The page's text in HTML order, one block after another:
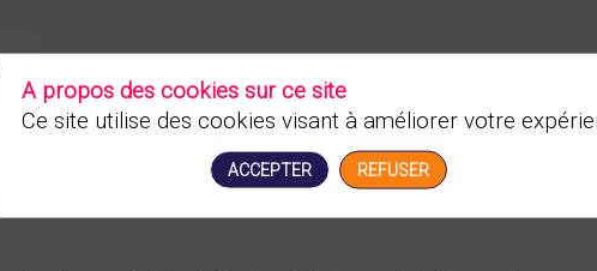
A propos des cookies sur ce site
Ce site utilise des cookies visant à améliorer votre
ACCEPTER REFUSER